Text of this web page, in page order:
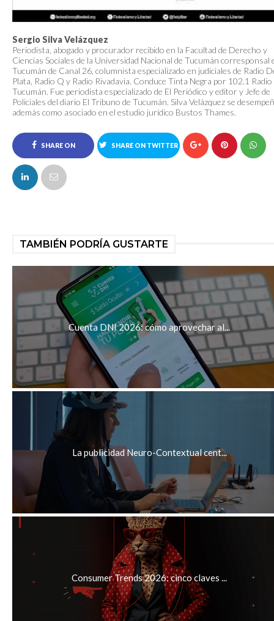
Sergio Silva Velázquez
Periodista, abogado y procurador recibido en la Facultad de Derecho y
Ciencias Sociales de la Universidad Nacional de Tucumán corresponsal
Tucumán de Canal 26, columnista especializado en judiciales de Radio
Plata, Radio Q y Radio Rivadavia. Conduce Tinta Negra por 102.1
Tucumán. Fue periodista especializado de El Periódico y editor y Jefe de
Policiales del diario El Tribuno de Tucumán. Silva Velázquez se
además como asociado en el estudio jurídico Bustos Thames.
SHARE ON
FACEBOOK
SHARE ON TWITTER
TAMBIÉN PODRÍA GUSTARTE
Cuenta DNI 2026: cómo aprovechar al...
La publicidad Neuro-Contextual cent...
Consumer Trends 2026: cinco claves ...